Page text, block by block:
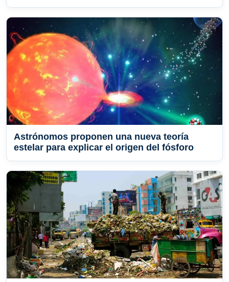
Astrónomos proponen una nueva teoría
estelar para explicar el origen del fósforo